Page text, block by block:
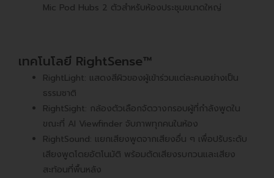
Mic Pod Hubs 2 ตัวสำหรับห้องประชุมขนาดใหญ่
เทคโนโลยี RightSense™
RightLight: แสดงสีผิวของผู้เข้าร่วมแต่ละคนอย่างเป็น
ธรรมชาติ
RightSight: กล้องตัวเลือกจัดวางกรอบผู้ที่กำลังพูดใน
ขณะที่ AI Viewfinder จับภาพทุกคนในห้อง
RightSound: แยกเสียงพูดจากเสียงอื่น ๆ เพื่อปรับระดับ
เสียงพูดโดยอัตโนมัติ พร้อมตัดเสียงรบกวนและเสียง
สะท้อนที่พื้นหลัง